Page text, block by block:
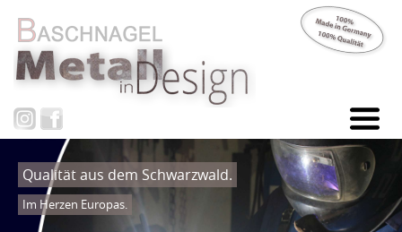
HOME
PRODUKTE
SHOP
Qualität aus dem Schwarzwald.
Im Herzen Europas.